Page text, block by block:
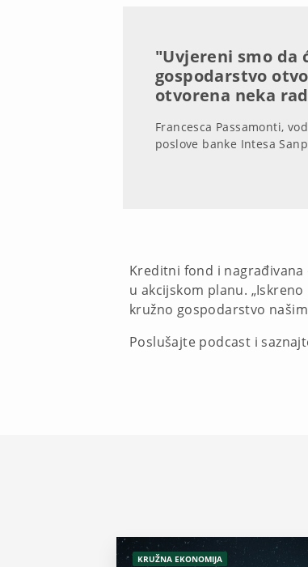
"Uvjereni smo da
gospodarstvo
otvorena neka
Francesca Passamonti,
poslove banke Intesa
Kreditni fond i nagrađivana
u akcijskom planu.
kružno gospodarstvo
Poslušajte podcast i
KRUŽNA EKONOMIJA